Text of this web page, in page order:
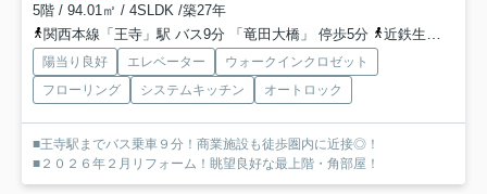
5階 / 94.01㎡ / 4SLDK /築27年
関西本線「王寺」駅 バス9分 「竜田大橋」 停歩5分
近鉄生駒線「勢野北口」駅 徒歩22分
陽当り良好 エレベーター
ウォークインクロゼット
フローリング
システムキッチン オートロック
■王寺駅までバス乗車９分！商業施設も徒歩圏内に近接◎！
■２０２６年２月リフォーム！眺望良好な最上階・角部屋！